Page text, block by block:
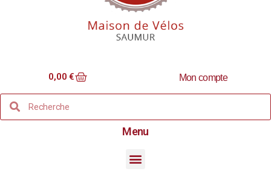
0,00€ Mon compte
Menu